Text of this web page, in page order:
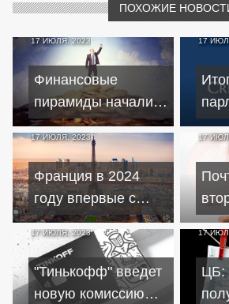
ПОХОЖИЕ
17 ИЮЛЯ, 2023
Финансовые
пирамиды начали
маскироваться под
образовательные
платформы
17
17 ИЮЛЯ, 2023
Франция в 2024
году впервые с
2015 года сократит
госрасходы
17
17 ИЮЛЯ, 2023
"Тинькофф" введет
новую комиссию
17
ЦБ: